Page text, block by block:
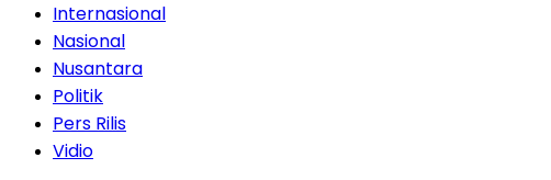
Internasional
Nasional
Nusantara
Politik
Pers Rilis
Vidio